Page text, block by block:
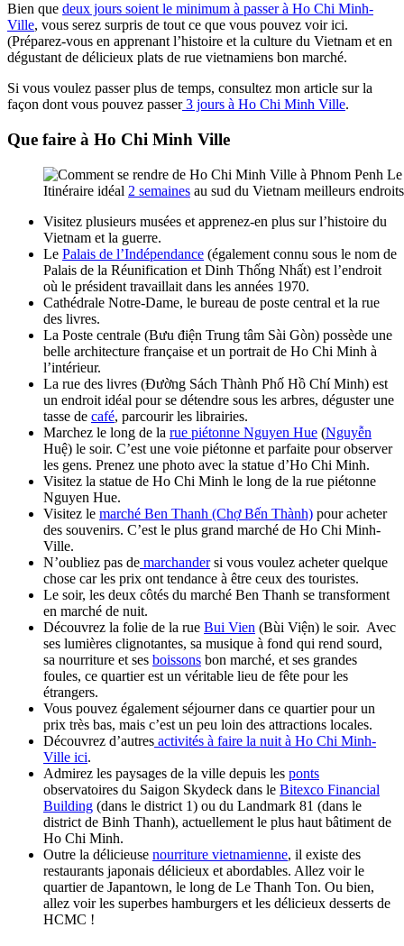
Bien que deux jours soient le minimum à passer à Ho Chi Minh-
Ville, vous serez surpris de tout ce que vous pouvez voir ici.
(Préparez-vous en apprenant l’histoire et la culture du Vietnam et en
dégustant de délicieux plats de rue vietnamiens bon marché.
Si vous voulez passer plus de temps, consultez mon article sur la
façon dont vous pouvez passer3 jours à Ho Chi Minh Ville.
Que faire à Ho Chi Minh Ville
Itinéraire idéal 2 semaines au sud du Vietnam meilleurs
Visitez plusieurs musées et apprenez-en plus sur l’histoire du
Vietnam et la guerre.
Le Palais de l’Indépendance (également connu sous le nom de
Palais de la Réunification et Dinh Thống Nhất) est l’endroit
où le président travaillait dans les années 1970.
Cathédrale Notre-Dame, le bureau de poste central et la rue
des livres.
La Poste centrale (Bưu điện Trung tâm Sài Gòn) possède une
belle architecture française et un portrait de Ho Chi Minh à
l’intérieur.
La rue des livres (Đường Sách Thành Phố Hồ Chí Minh) est
un endroit idéal pour se détendre sous les arbres, déguster une
tasse de café, parcourir les librairies.
Marchez le long de la rue piétonne Nguyen Hue (Nguyễn
Huệ) le soir. C’est une voie piétonne et parfaite pour observer
les gens. Prenez une photo avec la statue d’Ho Chi Minh.
Visitez la statue de Ho Chi Minh le long de la rue piétonne
Nguyen Hue.
Visitez le marché Ben Thanh (Chợ Bến Thành) pour acheter
des souvenirs. C’est le plus grand marché de Ho Chi Minh-
Ville.
N’oubliez pas de marchandersi vous voulez acheter quelque
chose car les prix ont tendance à être ceux des touristes.
Le soir, les deux côtés du marché Ben Thanh se transforment
en marché de nuit.
Découvrez la folie de la rue Bui Vien (Bùi Viện) le soir. Avec
ses lumières clignotantes, sa musique à fond qui rend sourd,
sa nourriture et ses boissons bon marché, et ses grandes
foules, ce quartier est un véritable lieu de fête pour les
étrangers.
Vous pouvez également séjourner dans ce quartier pour un
prix très bas, mais c’est un peu loin des attractions locales.
Découvrez d’autres activités à faire la nuit à Ho Chi Minh-
Ville ici.
Admirez les paysages de la ville depuis les ponts
observatoires du Saigon Skydeck dans le Bitexco Financial
Building (dans le district 1) ou du Landmark 81 (dans le
district de Binh Thanh), actuellement le plus haut bâtiment de
Ho Chi Minh.
Outre la délicieuse nourriture vietnamienne, il existe des
restaurants japonais délicieux et abordables. Allez voir le
quartier de Japantown, le long de Le Thanh Ton. Ou bien,
allez voir les superbes hamburgers et les délicieux desserts de
HCMC !